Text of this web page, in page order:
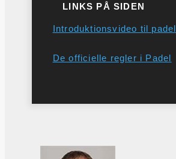
LINKS PÅ SIDEN
Introduktionsvideo til padel
De officielle regler i Padel